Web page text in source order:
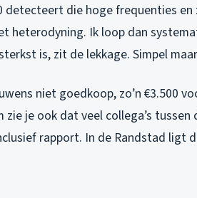
detecteert die hoge frequenties
heterodyning. Ik loop dan
is, zit de lekkage. Simpel
niet goedkoop, zo’n €3.500
je ook dat veel collega’s tussen
rapport. In de Randstad ligt